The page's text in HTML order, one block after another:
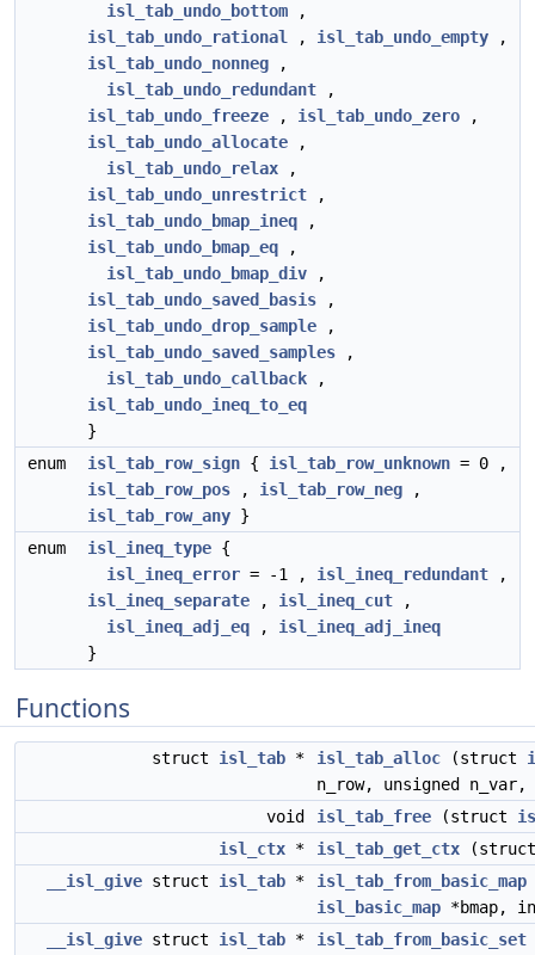
isl_tab_undo_bottom ,
isl_tab_undo_rational
, isl_tab_undo_empty ,
isl_tab_undo_nonneg ,
isl_tab_undo_redundant ,
isl_tab_undo_freeze , isl_tab_undo_zero ,
isl_tab_undo_allocate ,
isl_tab_undo_relax ,
isl_tab_undo_unrestrict ,
isl_tab_undo_bmap_ineq ,
isl_tab_undo_bmap_eq ,
isl_tab_undo_bmap_div ,
isl_tab_undo_saved_basis ,
isl_tab_undo_drop_sample ,
isl_tab_undo_saved_samples ,
isl_tab_undo_callback ,
isl_tab_undo_ineq_to_eq
}
enum
isl_tab_row_sign { isl_tab_row_unknown = 0 ,
isl_tab_row_pos , isl_tab_row_neg ,
isl_tab_row_any }
enum
isl_ineq_type {
isl_ineq_error = -1 , isl_ineq_redundant ,
isl_ineq_separate , isl_ineq_cut ,
isl_ineq_adj_eq , isl_ineq_adj_ineq
}
Functions
struct isl_tab * isl_tab_alloc (struct
n_row, unsigned n_var,
void
isl_tab_free (struct
isl_ctx * isl_tab_get_ctx
__isl_give struct isl_tab * isl_tab_from_basic_map
isl_basic_map *bmap,
__isl_give struct isl_tab * isl_tab_from_basic_set